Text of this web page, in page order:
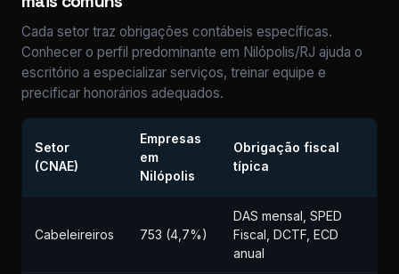
Cada setor traz obrigações contábeis específicas.
Conhecer o perfil predominante em Nilópolis/RJ ajuda o
escritório a especializar serviços, treinar equipe e
precificar honorários adequados.
Setor
(CNAE)
Empresas
em
Nilópolis
Obrigação fiscal
típica
Cabeleireiros 753 (4,7%)
DAS mensal, SPED
Fiscal, DCTF, ECD
anual